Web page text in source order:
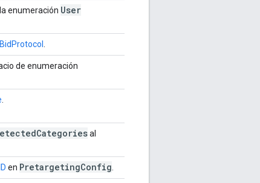
enumeración User
BidProtocol
de enumeración
al
en PretargetingConfig